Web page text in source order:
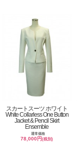
スカートスーツ ホワイト
White Collarless One Button
Jacket & Pencil Skirt
Ensemble
通常価格
78,000円(税別)